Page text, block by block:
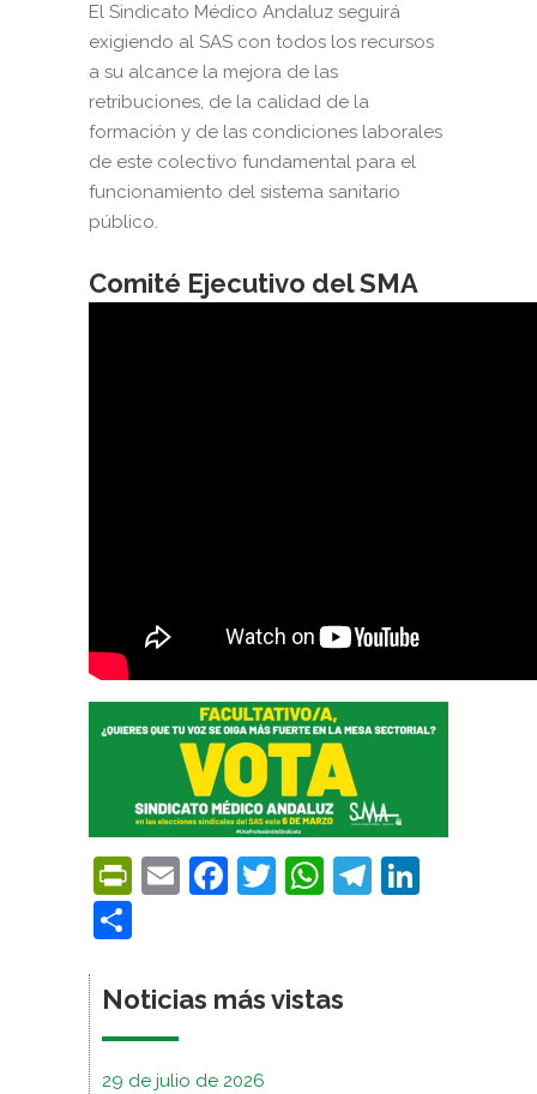
El Sindicato Médico Andaluz seguirá
exigiendo al SAS con todos los recursos
a su alcance la mejora de las
retribuciones, de la calidad de la
formación y de las condiciones laborales
de este colectivo fundamental para el
funcionamiento del sistema sanitario
público.
Comité Ejecutivo del SMA
PrintFriendly
EmailFacebook
Twitter
WhatsApp
Noticias más vistas
29 de julio de 2026